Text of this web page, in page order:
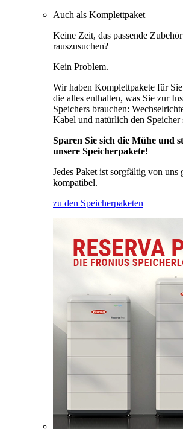
Auch als Komplettpaket
Keine Zeit, das passende
rauszusuchen?
Kein Problem.
Wir haben Komplettpakete für
die alles enthalten, was Sie zur
Speichers brauchen:
Kabel und natürlich den Speicher
Sparen Sie sich die Mühe und
unsere Speicherpakete!
Jedes Paket ist sorgfältig von uns
kompatibel.
zu den Speicherpaketen